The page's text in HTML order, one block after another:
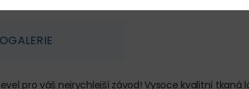
pro váš nejrychlejší závod! Vysoce kvalitní